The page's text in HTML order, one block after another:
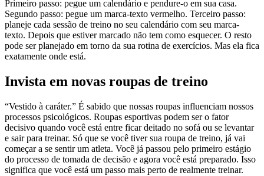
Primeiro passo: pegue um calendário e pendure-o em sua casa.
Segundo passo: pegue um marca-texto vermelho. Terceiro passo:
planeje cada sessão de treino no seu calendário com seu marca-
texto. Depois que estiver marcado não tem como esquecer. O resto
pode ser planejado em torno da sua rotina de exercícios. Mas ela fica
exatamente onde está.
Invista em novas roupas de treino
“Vestido à caráter.” É sabido que nossas roupas influenciam nossos
processos psicológicos. Roupas esportivas podem ser o fator
decisivo quando você está entre ficar deitado no sofá ou se levantar
e sair para treinar. Só que se você tiver sua roupa de treino, já vai
começar a se sentir um atleta. Você já passou pelo primeiro estágio
do processo de tomada de decisão e agora você está preparado. Isso
significa que você está um passo mais perto de realmente treinar.